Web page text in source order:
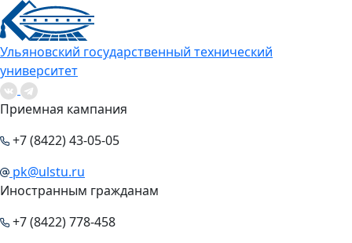
Ульяновский государственный технический
университет
Приемная кампания
+7 (8422) 43-05-05
pk@ulstu.ru
Иностранным гражданам
+7 (8422) 778-458